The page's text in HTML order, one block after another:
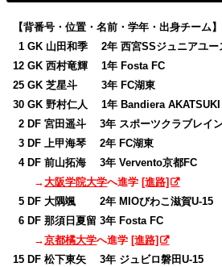
【背番号・位置・名前・学年・出身チーム】
01 GK 山田和季 2年 西宮SSジュニアユー
12 GK 西村竜輝 1年 Fosta FC
25 GK 芝星斗 3年 FC湖東
30 GK 野村仁人 1年 Bandiera AKATSUKI
02 DF 宮田遥斗 3年 スポーツクラブレイ
03 DF 上甲海琴 2年 FC湖東
04 DF 前山拓海 3年 Vervento京都FC
→大阪学院大学へ進学 [進路]
05 DF 大隅颯 2年 MIOびわこ滋賀U-15
06 DF 那須日夏留 3年 Fosta FC
→京都橘大学へ進学 [進路]
15 DF 松下東矢 3年 ジュビロ磐田U-15